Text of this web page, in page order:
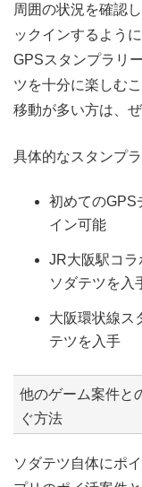
周囲の状況を確認
ックインするよう
GPSスタンプラリ
ツを十分に楽しむ
移動が多い方は、
具体的なスタンプ
初めてのGPS
イン可能
JR大阪駅コ
ソダテツを入
大阪環状線ス
テツを入手
他のゲーム案件と
ぐ方法
ソダテツ自体にポ